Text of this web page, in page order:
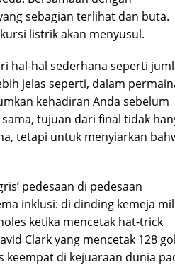
sebagian terlihat dan buta.
listrik akan menyusul.
hal-hal sederhana seperti
jelas seperti, dalam
kehadiran Anda sebelum
tujuan dari final tidak
tetapi untuk menyiarkan
pedesaan di pedesaan
inklusi: di dinding kemeja
ketika mencetak hat-trick
Clark yang mencetak 128 gol
di kejuaraan dunia